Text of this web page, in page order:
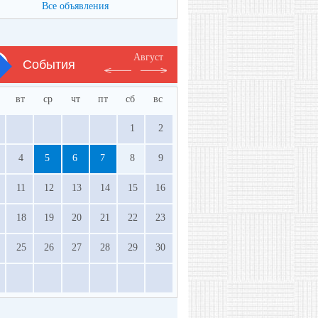
Все объявления
События
Август
вт ср чт пт сб вс
1 2
4 5 6 7 8 9
11 12 13 14 15 16
18 19 20 21 22 23
25 26 27 28 29 30